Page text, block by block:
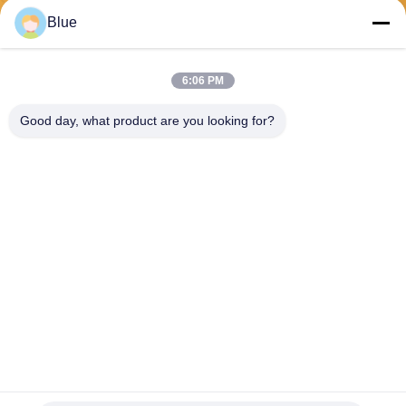
Blue
6:06 PM
Good day, what product are you looking for?